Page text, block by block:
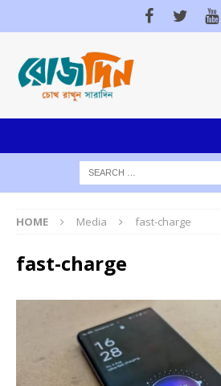
HOME Media fast-charge
fast-charge